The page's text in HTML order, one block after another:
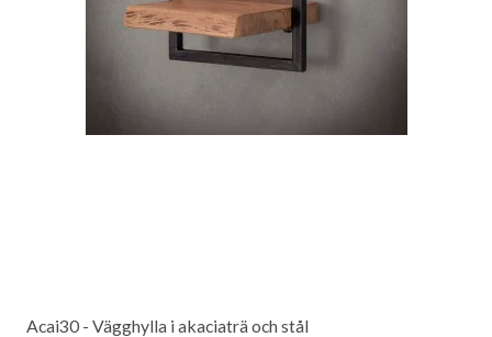
Acai30 - Vägghylla i akaciaträ och stål